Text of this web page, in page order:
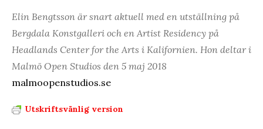
Elin Bengtsson är snart aktuell med en utställning på
Bergdala Konstgalleri och en Artist Residency på
Headlands Center for the Arts i Kalifornien. Hon deltar i
Malmö Open Studios den 5 maj 2018
malmoopenstudios.se
Utskriftsvänlig version